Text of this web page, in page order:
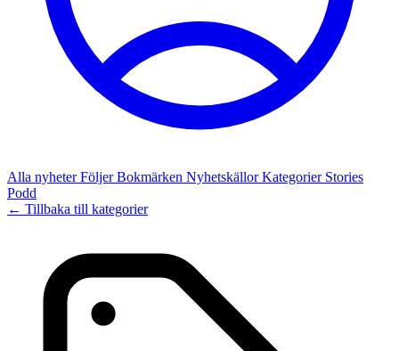
Alla nyheterFöljerBokmärken NyhetskällorKategorier Stories
Podd
← Tillbaka till kategorier